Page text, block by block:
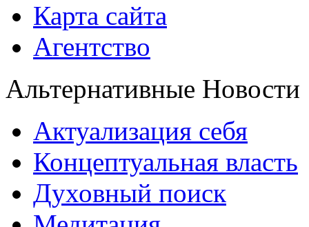
Карта сайта
Агентство
Альтернативные Новости
Актуализация себя
Концептуальная власть
Духовный поиск